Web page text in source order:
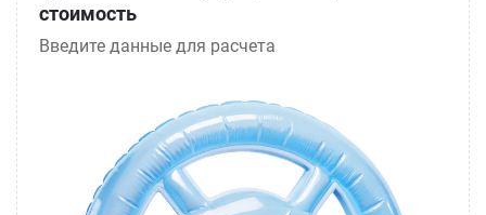
стоимость
Введите данные для расчета